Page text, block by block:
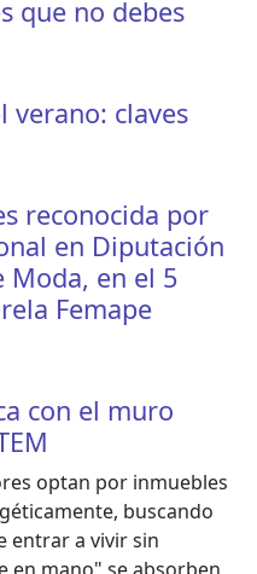
que no debes
verano: claves
reconocida por
en Diputación
Moda, en el 5
Femape
con el muro
optan por inmuebles
buscando
entrar a vivir sin